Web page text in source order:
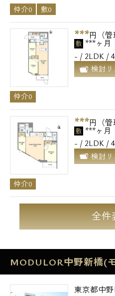
仲介0 敷0
***円（管
敷 ***ヶ月
- / 2LDK /
検討
仲介0
***円（管
敷 ***ヶ月
- / 2LDK /
検討
仲介0
全件
MODULOR中野新橋(
東京都中